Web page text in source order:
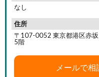
なし
住所
〒107-0052 東京都港区赤
5階